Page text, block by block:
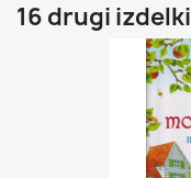
16 drugi